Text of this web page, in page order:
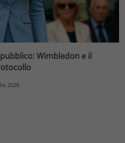
Wimbledon e il
2026